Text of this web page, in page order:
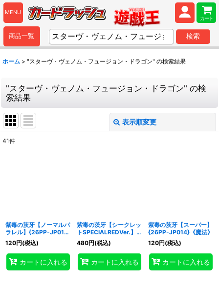
MENU
カート
商品一覧 検索
ホーム > "スターヴ・ヴェノム・フュージョン・ドラゴン" の検索結果
"スターヴ・ヴェノム・フュージョン・ドラゴン" の検
索結果
表示順変更
カテゴリ :
41件
紫毒の茨牙【ノーマルパ
ラレル】{26PP-JP014}
《魔法》
120円(税込)
カートに入れる
紫毒の茨牙【シークレッ
トSPECIALREDVer.】
{26PP-JP014}《魔法》
480円(税込)
カートに入れる
紫毒の茨牙【スーパー】
{26PP-JP014}《魔法》
120円(税込)
カートに入れる